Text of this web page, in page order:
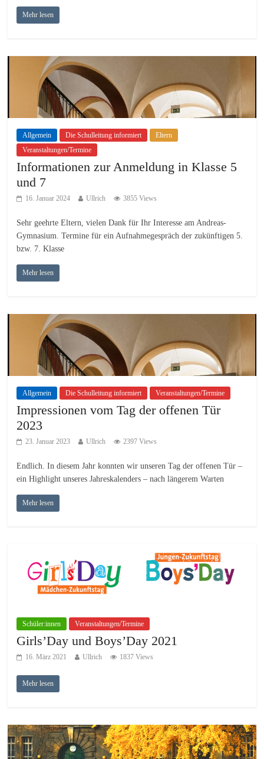
Mehr lesen
Allgemein Die Schulleitung informiert
Eltern
Veranstaltungen/Termine
Informationen zur Anmeldung in Klasse 5
und 7
16. Januar 2024 Ullrich 3855 Views
Sehr geehrte Eltern, vielen Dank für Ihr Interesse am Andreas-
Gymnasium. Termine für ein Aufnahmegespräch der zukünftigen 5.
bzw. 7. Klasse
Mehr lesen
Allgemein Die Schulleitung informiert Veranstaltungen/Termine
Impressionen vom Tag der offenen Tür
2023
23. Januar 2023 Ullrich 2397 Views
Endlich. In diesem Jahr konnten wir unseren Tag der offenen Tür –
ein Highlight unseres Jahreskalenders – nach längerem Warten
Mehr lesen
Schüler:innen Veranstaltungen/Termine
Girls’Day und Boys’Day 2021
16. März 2021 Ullrich 1837 Views
Mehr lesen